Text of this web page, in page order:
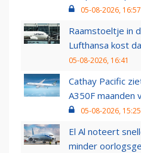
05-08-2026, 16:57
Raamstoeltje in
Lufthansa kost
05-08-2026, 16:41
Cathay Pacific
A350F maanden
05-08-2026, 15:25
El Al noteert
minder